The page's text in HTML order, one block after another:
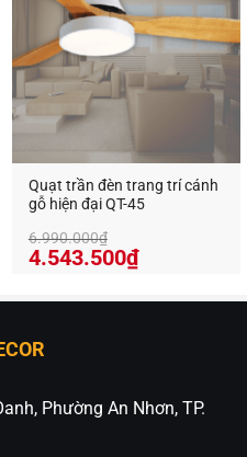
Quạt trần đèn trang trí cánh
gỗ hiện đại QT-45
6.990.000₫
Giá
là:
4.543.500₫Giá
hiện
tại
Phường An Nhơn, TP.